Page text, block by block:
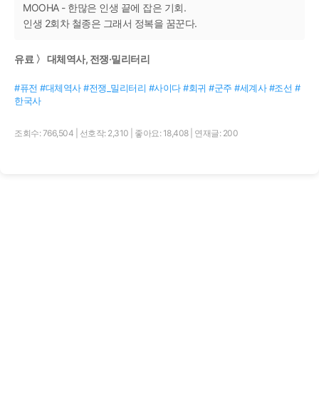
MOOHA - 한많은 인생 끝에 잡은 기회.
인생 2회차 철종은 그래서 정복을 꿈꾼다.
유료 〉 대체역사, 전쟁·밀리터리
#퓨전 #대체역사 #전쟁_밀리터리 #사이다 #회귀 #군주 #세계사 #조선 #
한국사
조회수: 766,504 선호작: 2,310 좋아요: 18,408 연재글: 200